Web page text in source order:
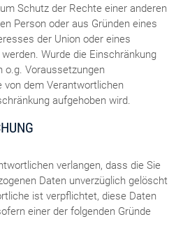
Schutz der Rechte einer anderen
Person oder aus Gründen eines
der Union oder eines
Wurde die Einschränkung
o.g. Voraussetzungen
von dem Verantwortlichen
aufgehoben wird.
verlangen, dass die Sie
Daten unverzüglich gelöscht
ist verpflichtet, diese Daten
einer der folgenden Gründe